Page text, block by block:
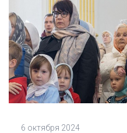
6 октября 2024